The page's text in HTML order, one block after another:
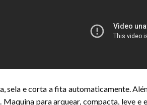
sela e corta a fita automaticamente.
para arquear, compacta, leve